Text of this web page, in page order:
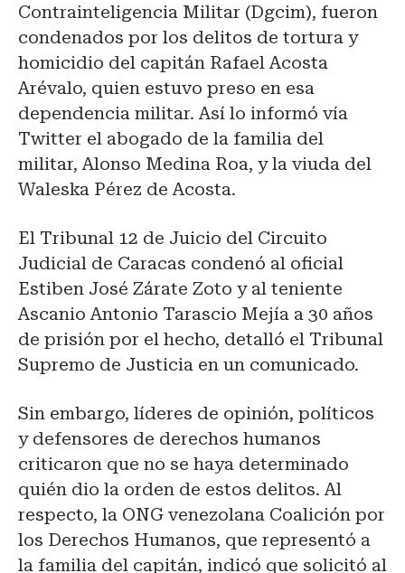
Contrainteligencia Militar (Dgcim), fueron
condenados por los delitos de tortura y
homicidio del capitán Rafael Acosta
Arévalo, quien estuvo preso en esa
dependencia militar. Así lo informó vía
Twitter el abogado de la familia del
militar, Alonso Medina Roa, y la viuda del
Waleska Pérez de Acosta.
El Tribunal 12 de Juicio del Circuito
Judicial de Caracas condenó al oficial
Estiben José Zárate Zoto y al teniente
Ascanio Antonio Tarascio Mejía a 30 años
de prisión por el hecho, detalló el Tribunal
Supremo de Justicia en un comunicado.
Sin embargo, líderes de opinión, políticos
y defensores de derechos humanos
criticaron que no se haya determinado
quién dio la orden de estos delitos. Al
respecto, la ONG venezolana Coalición por
los Derechos Humanos, que representó a
la familia del capitán, indicó que solicitó al